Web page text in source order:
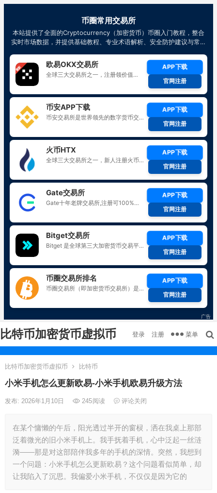
比特币加密货币虚拟币 登录 注册 菜单
比特币加密货币虚拟币 比特币
小米手机怎么更新欧易-小米手机欧易升级方法
发布: 2026年1月10日 245阅读 评论关闭
在某个慵懒的午后，阳光透过半开的窗棂，洒在我桌上那部
泛着微光的旧小米手机上。我手抚着手机，心中泛起一丝涟
漪——那是对这部陪伴我多年的手机的深情。突然，我想到
一个问题：小米手机怎么更新欧易？这个问题看似简单，却
让我陷入了沉思。我偏爱小米手机，不仅仅是因为它的